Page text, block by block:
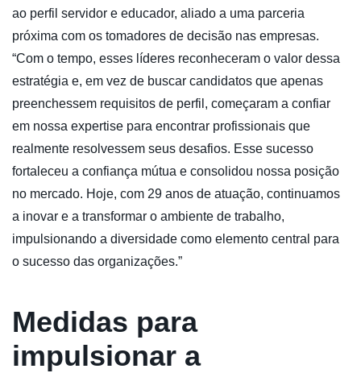
ao perfil servidor e educador, aliado a uma parceria
próxima com os tomadores de decisão nas empresas.
“Com o tempo, esses líderes reconheceram o valor dessa
estratégia e, em vez de buscar candidatos que apenas
preenchessem requisitos de perfil, começaram a confiar
em nossa expertise para encontrar profissionais que
realmente resolvessem seus desafios. Esse sucesso
fortaleceu a confiança mútua e consolidou nossa posição
no mercado. Hoje, com 29 anos de atuação, continuamos
a inovar e a transformar o ambiente de trabalho,
impulsionando a diversidade como elemento central para
o sucesso das organizações.”
Medidas para
impulsionar a